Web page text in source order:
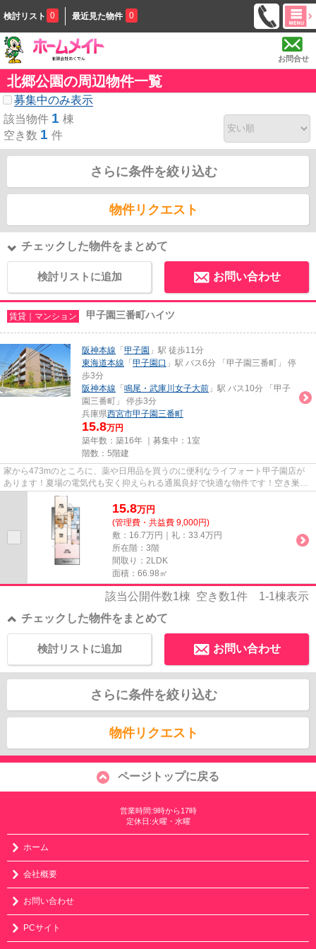
検討リスト 0 最近見た物件 0
お問合せ
北郷公園の周辺物件一覧
募集中のみ表示
該当物件 1 棟
空き数 1 件
さらに条件を絞り込む
物件リクエスト
チェックした物件をまとめて
検討リストに追加 お問い合わせ
賃貸｜マンション 甲子園三番町ハイツ
阪神本線 「 甲子園 」駅 徒歩11分
東海道本線 「 甲子園口 」駅 バス6分 「甲子園三番町」 停
歩3分
阪神本線 「 鳴尾・武庫川女子大前 」駅 バス10分 「甲子
園三番町」 停歩3分
兵庫県西宮市甲子園三番町
15.8万円
築年数：築16年 ｜募集中： 1室
階数：5階建
家から473mのところに、薬や日用品を買うのに便利なライフォート甲子園店が
あります！夏場の電気代も安く抑えられる通風良好で快適な物件です！空き巣や
放火などの防犯面で優れている...
15.8万円
(管理費・共益費 9,000円)
敷：16.7万円｜礼：33.4万円
所在階：3階
間取り：2LDK
面積：66.98㎡
該当公開件数1棟 空き数1件 1-1棟表示
チェックした物件をまとめて
お問い合わせ
検討リストに追加
さらに条件を絞り込む
物件リクエスト
ページトップに戻る
営業時間:9時から17時
定休日:火曜・水曜
ホーム
会社概要
お問い合わせ
PCサイト